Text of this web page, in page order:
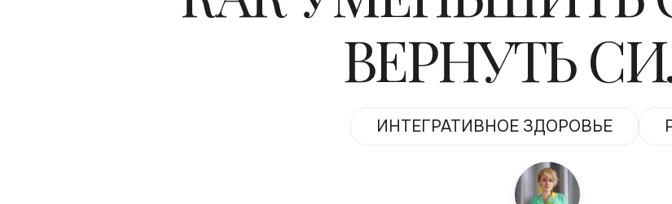
ВЕРНУТЬ
ИНТЕГРАТИВНОЕ ЗДОРОВЬЕ